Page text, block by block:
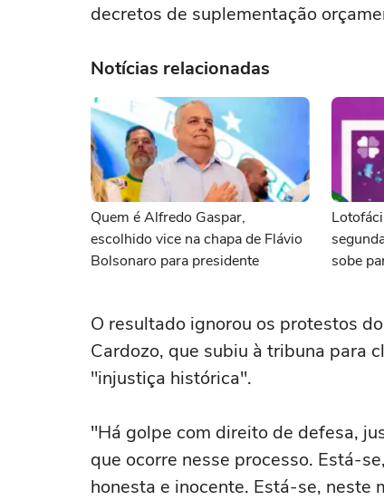
decretos de suplementação
Notícias relacionadas
Quem é Alfredo Gaspar,
escolhido vice na chapa de Flávio
Bolsonaro para presidente
sobe
O resultado ignorou os protestos
Cardozo, que subiu à tribuna para
"injustiça histórica".
"Há golpe com direito de defesa,
que ocorre nesse processo. Está-
honesta e inocente. Está-se,